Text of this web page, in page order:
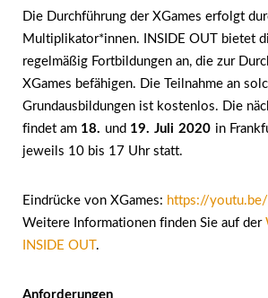
Die Durchführung der XGames erfolgt
Multiplikator*innen. INSIDE OUT bietet
regelmäßig Fortbildungen an, die zur
XGames befähigen. Die Teilnahme an
Grundausbildungen ist kostenlos. Die
findet am 18. und 19. Juli 2020 in
jeweils 10 bis 17 Uhr statt.
Eindrücke von XGames: https://
Weitere Informationen finden Sie auf der
INSIDE OUT .
Anforderungen